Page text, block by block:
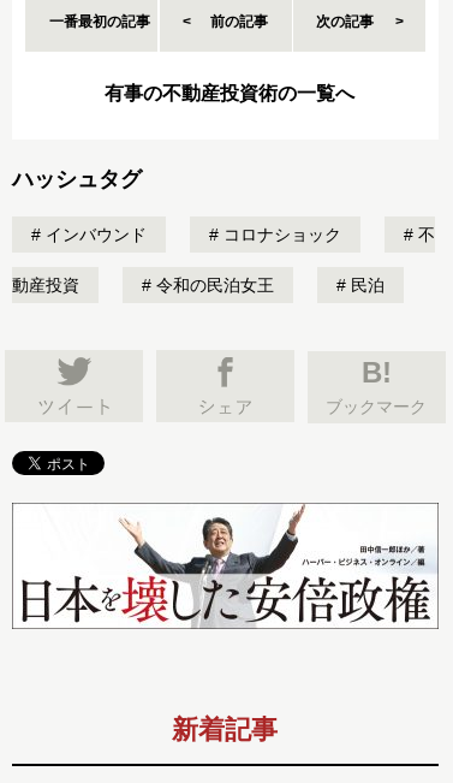
一番最初の記事 前の記事 次の記事
有事の不動産投資術の一覧へ
ハッシュタグ
インバウンド コロナショック 不
動産投資 令和の民泊女王 民泊
B!
ブックマーク
新着記事